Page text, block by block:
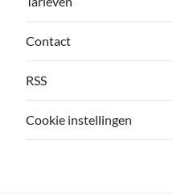
Contact
RSS
Cookie instellingen